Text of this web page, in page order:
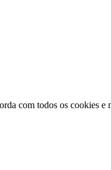
com todos os cookies e